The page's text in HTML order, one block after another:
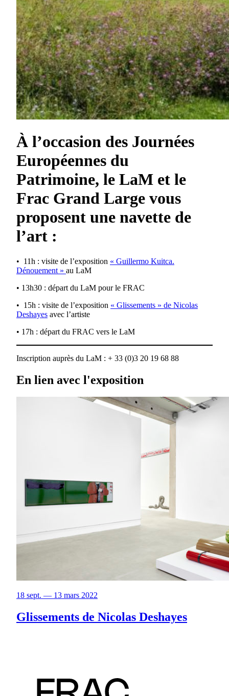
À l’occasion des Journées
Européennes du
Patrimoine, le LaM et le
Frac Grand Large vous
proposent une navette de
l’art :
• 11h : visite de l’exposition « Guillermo Kuitca.
Dénouement » au LaM
• 13h30 : départ du LaM pour le FRAC
• 15h : visite de l’exposition « Glissements » de Nicolas
Deshayes avec l’artiste
• 17h : départ du FRAC vers le LaM
Inscription auprès du LaM : + 33 (0)3 20 19 68 88
En lien avec l'exposition
18 sept. — 13 mars 2022
Glissements de Nicolas Deshayes